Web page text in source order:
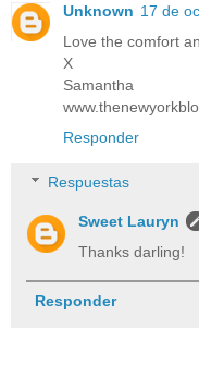
Unknown 17 de
Love the comfort
X
Samantha
Responder
Respuestas
Sweet Lauryn
Thanks darling!
Responder